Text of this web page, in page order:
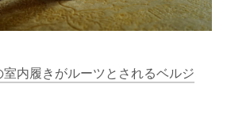
内履きがルーツとされるベルジ